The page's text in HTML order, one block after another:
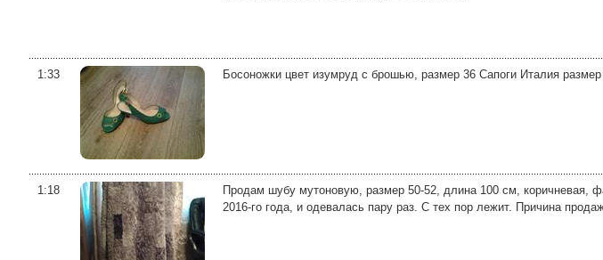
1:33 Босоножки цвет изумруд с брошью, размер 36 Сапоги Италия
1:18
Продам шубу мутоновую, размер 50-52, длина 100 см, коричневая,
2016-го года, и одевалась пару раз. С тех пор лежит. Причина